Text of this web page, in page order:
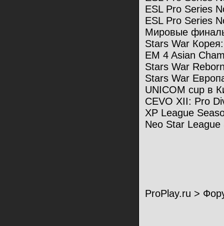
ESL Pro Series
ESL Pro Series
Мировые
Stars War
EM 4 Asian
Stars War
Stars War
UNICOM cup в
CEVO XII: Pro
XP League
Neo Star
ProPlay.ru >